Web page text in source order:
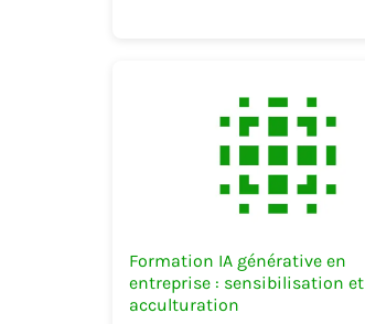
Formation IA générative en
entreprise : sensibilisation et
acculturation